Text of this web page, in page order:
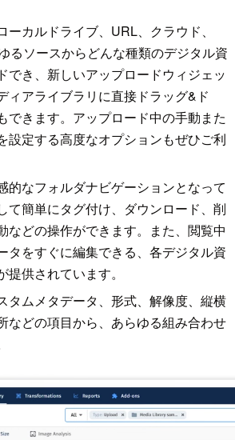
ーカルドライブ、URL、クラウド、
るソースからどんな種類のデジタル資
でき、新しいアップロードウィジェッ
ィアライブラリに直接ドラッグ&ド
できます。アップロード中の手動また
設定する高度なオプションもぜひご利
的なフォルダナビゲーションとなって
て簡単にタグ付け、ダウンロード、削
などの操作ができます。また、閲覧中
タをすぐに編集できる、各デジタル資
供されています。
タムメタデータ、形式、解像度、縦横
などの項目から、あらゆる組み合わせ